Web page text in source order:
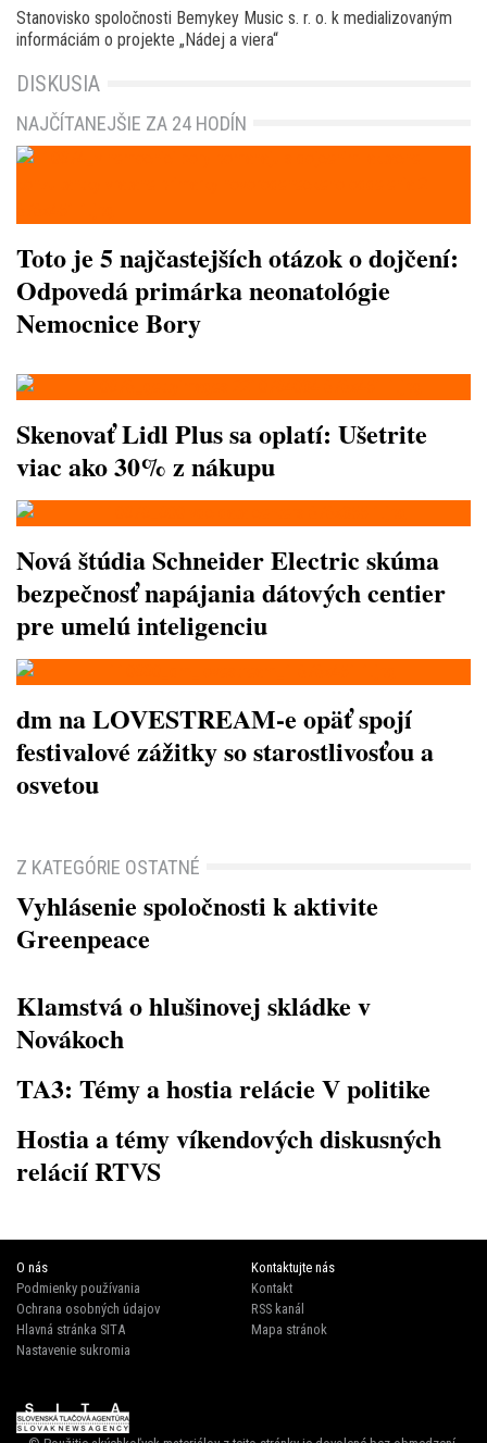
Stanovisko spoločnosti Bemykey Music s. r. o. k medializovaným
informáciám o projekte „Nádej a viera“
DISKUSIA
NAJČÍTANEJŠIE ZA 24 HODÍN
Toto je 5 najčastejších otázok o dojčení:
Odpovedá primárka neonatológie
Nemocnice Bory
Skenovať Lidl Plus sa oplatí: Ušetrite
viac ako 30% z nákupu
Nová štúdia Schneider Electric skúma
bezpečnosť napájania dátových centier
pre umelú inteligenciu
dm na LOVESTREAM-e opäť spojí
festivalové zážitky so starostlivosťou a
osvetou
Z KATEGÓRIE OSTATNÉ
Vyhlásenie spoločnosti k aktivite
Greenpeace
Klamstvá o hlušinovej skládke v
Novákoch
TA3: Témy a hostia relácie V politike
Hostia a témy víkendových diskusných
relácií RTVS
O nás
Podmienky používania
Ochrana osobných údajov
Hlavná stránka SITA
Nastavenie sukromia
Kontaktujte nás
Kontakt
RSS kanál
Mapa stránok